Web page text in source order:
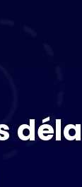
déla